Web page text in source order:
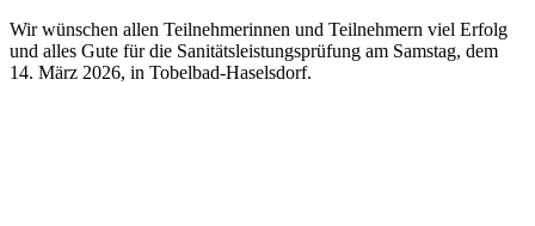
Wir wünschen allen Teilnehmerinnen und Teilnehmern viel Erfolg
und alles Gute für die Sanitätsleistungsprüfung am Samstag, dem
14. März 2026, in Tobelbad-Haselsdorf.